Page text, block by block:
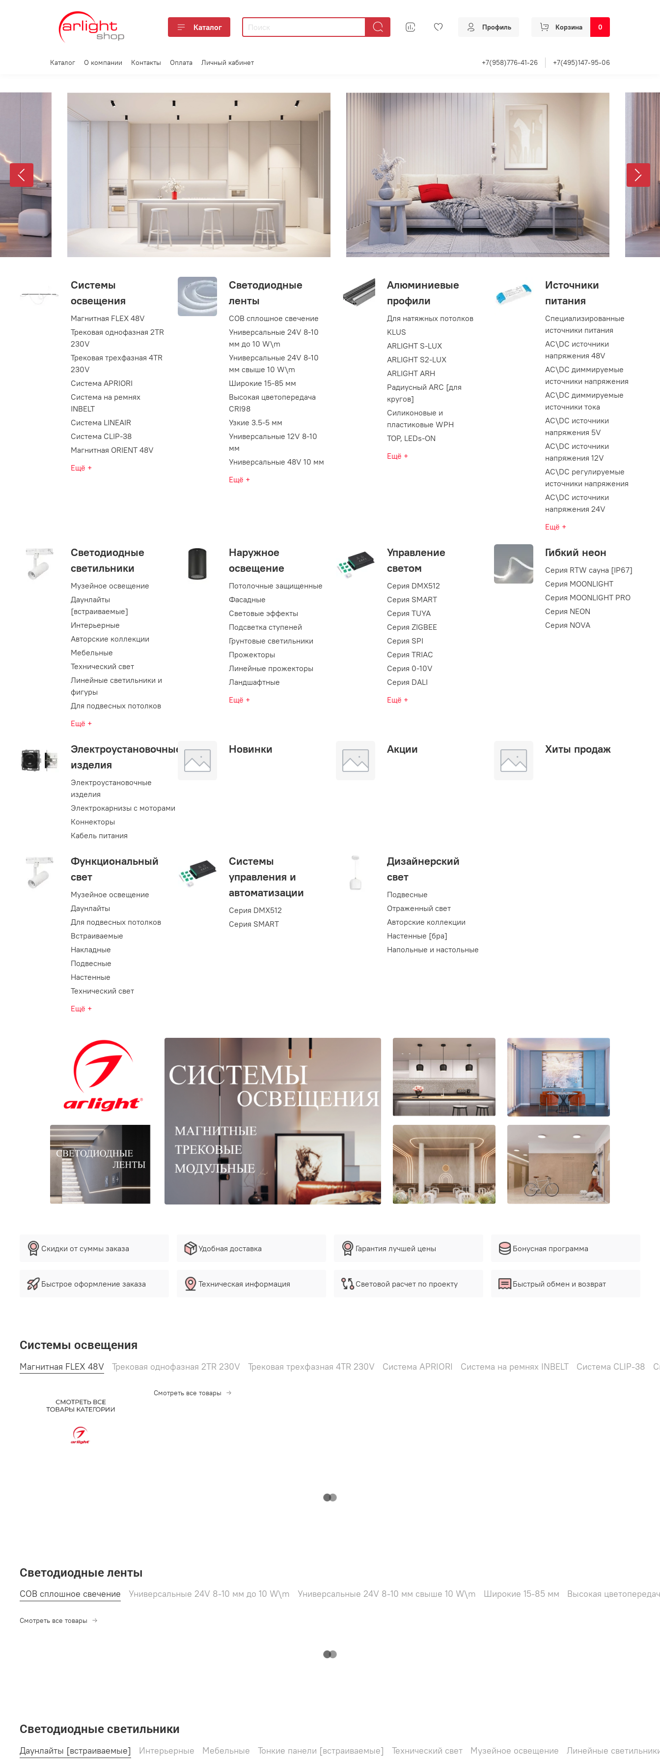
Каталог Профиль Корзина 0
Каталог О компании Контакты Оплата Личный кабинет +7(958)776-41-26 +7(495)147-95-06
Системы
освещения
Магнитная FLEX 48V
Трековая однофазная 2TR
230V
Трековая трехфазная 4TR
230V
Система APRIORI
Система на ремнях
INBELT
Система LINEAIR
Система CLIP-38
Магнитная ORIENT 48V
Ещё +
Светодиодные
ленты
COB сплошное свечение
Универсальные 24V 8-10
мм до 10 W\m
Универсальные 24V 8-10
мм свыше 10 W\m
Широкие 15-85 мм
Высокая цветопередача
CRI98
Узкие 3.5-5 мм
Универсальные 12V 8-10
мм
Универсальные 48V 10 мм
Ещё +
Алюминиевые
профили
Для натяжных потолков
KLUS
ARLIGHT S-LUX
ARLIGHT S2-LUX
ARLIGHT ARH
Радиусный ARC [для
кругов]
Силиконовые и
пластиковые WPH
TOP, LEDs-ON
Ещё +
Источники
питания
Специализированные
источники питания
AC\DC источники
напряжения 48V
AC\DC диммируемые
источники напряжения
AC\DC диммируемые
источники тока
AC\DC источники
напряжения 5V
AC\DC источники
напряжения 12V
AC\DC регулируемые
источники напряжения
AC\DC источники
напряжения 24V
Ещё +
Светодиодные
светильники
Музейное освещение
Даунлайты
[встраиваемые]
Интерьерные
Авторские коллекции
Мебельные
Технический свет
Линейные светильники и
фигуры
Для подвесных потолков
Ещё +
Наружное
освещение
Потолочные защищенные
Фасадные
Световые эффекты
Подсветка ступеней
Грунтовые светильники
Прожекторы
Линейные прожекторы
Ландшафтные
Ещё +
Управление
светом
Серия DMX512
Серия SMART
Серия TUYA
Серия ZIGBEE
Серия SPI
Серия TRIAC
Серия 0-10V
Серия DALI
Ещё +
Гибкий неон
Серия RTW сауна [IP67]
Серия MOONLIGHT
Серия MOONLIGHT PRO
Серия NEON
Серия NOVA
Электроустановочные
изделия
Электроустановочные
изделия
Электрокарнизы с моторами
Коннекторы
Кабель питания
Новинки Акции Хиты продаж
Функциональный
свет
Музейное освещение
Даунлайты
Для подвесных потолков
Встраиваемые
Накладные
Подвесные
Настенные
Технический свет
Ещё +
Системы
управления и
автоматизации
Серия DMX512
Серия SMART
Дизайнерский
свет
Подвесные
Отраженный свет
Авторские коллекции
Настенные [бра]
Напольные и настольные
Скидки от суммы заказа
Быстрое оформление заказа
Удобная доставка
Техническая информация
Гарантия лучшей цены
Световой расчет по проекту
Бонусная программа
Быстрый обмен и возврат
Системы освещения
Магнитная FLEX 48V Трековая однофазная 2TR 230V Трековая трехфазная 4TR 230V Система APRIORI Система на ремнях INBELT Система CLIP-38
Смотреть все товары
Светодиодные ленты
COB сплошное свечение Универсальные 24V 8-10 мм до 10 W\m Универсальные 24V 8-10 мм свыше 10 W\m Широкие 15-85 мм Высокая
Смотреть все товары
Светодиодные светильники
Даунлайты [встраиваемые] Интерьерные Мебельные Тонкие панели [встраиваемые] Технический свет Музейное освещение Линейные